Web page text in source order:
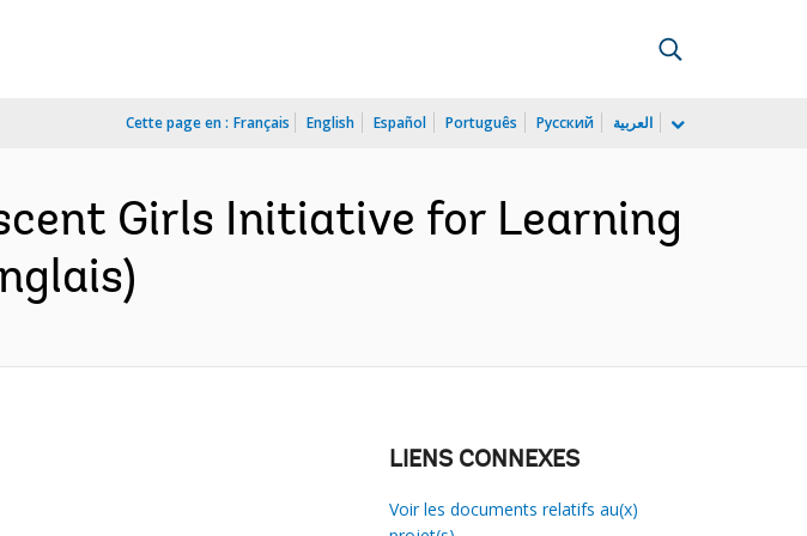
Cette page en : Français English Español Português Русский العربية
Girls Initiative for Learning
LIENS CONNEXES
Voir les documents relatifs au(x)